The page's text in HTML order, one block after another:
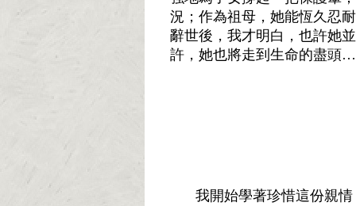
況；作為祖母，她能恆久忍
辭世後，我才明白，也許她
許，她也將走到生命的盡頭
我開始學著珍惜這份親